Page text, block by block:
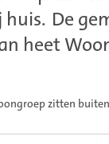
De
heet
zitten